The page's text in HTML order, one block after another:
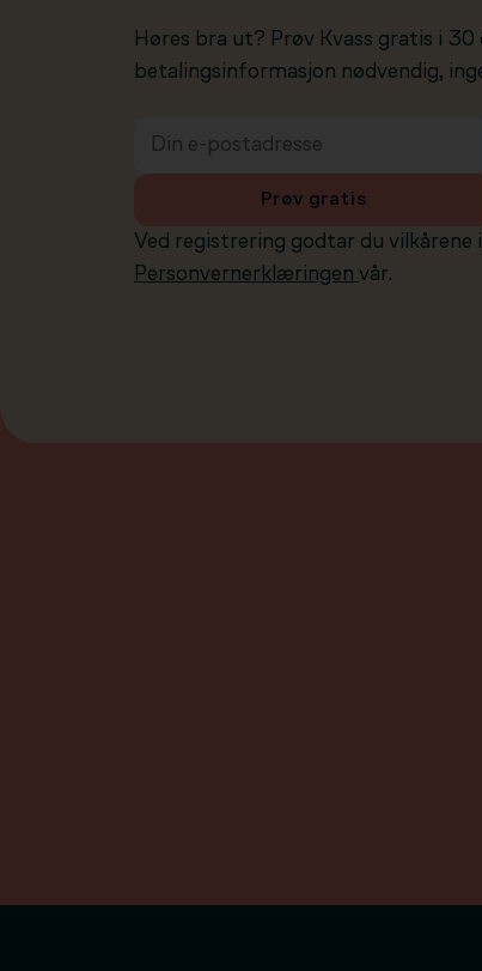
Høres bra ut? Prøv Kvass gratis i 30
betalingsinformasjon nødvendig,
Ved registrering godtar du vilkårene i
Personvernerklæringen vår.
Prøv gratis